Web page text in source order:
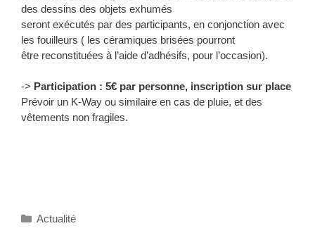
des dessins des objets exhumés
seront exécutés par des participants, en conjonction avec
les fouilleurs ( les céramiques brisées pourront
être reconstituées à l’aide d’adhésifs, pour l’occasion).
-> Participation : 5€ par personne, inscription sur place
Prévoir un K-Way ou similaire en cas de pluie, et des
vêtements non fragiles.
Catégories
Actualité